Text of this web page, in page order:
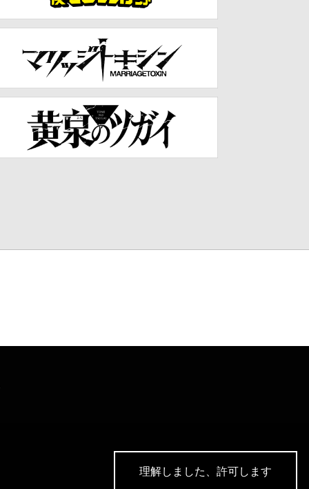
理解しました、許可します